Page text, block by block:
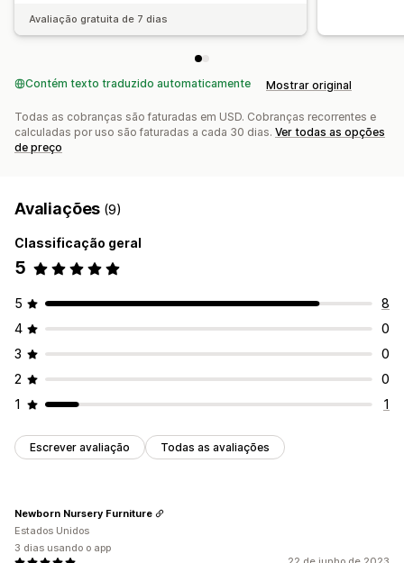
Avaliação gratuita de 7 dias
Contém texto traduzido automaticamente Mostrar original
Todas as cobranças são faturadas em USD. Cobranças recorrentes e
calculadas por uso são faturadas a cada 30 dias. Ver todas as opções
de preço
Avaliações (9)
Classificação geral
5
5
8
4
0
3
0
2
0
1
1
Escrever avaliação Todas as avaliações
Newborn Nursery Furniture
Estados Unidos
3 dias usando o app